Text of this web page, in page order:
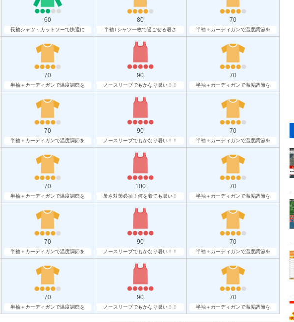
60
長袖シャツ・カットソーで快適に
80
半袖Tシャツ一枚で過ごせる暑さ
70
半袖＋カーディガンで温度調節を
70
半袖＋カーディガンで温度調節を
90
ノースリーブでもかなり暑い！！
70
半袖＋カーディガンで温度調節を
70
半袖＋カーディガンで温度調節を
90
ノースリーブでもかなり暑い！！
70
半袖＋カーディガンで温度調節を
70
半袖＋カーディガンで温度調節を
100
暑さ対策必須！何を着ても暑い！
70
半袖＋カーディガンで温度調節を
70
半袖＋カーディガンで温度調節を
90
ノースリーブでもかなり暑い！！
70
半袖＋カーディガンで温度調節を
70
半袖＋カーディガンで温度調節を
90
ノースリーブでもかなり暑い！！
70
半袖＋カーディガンで温度調節を